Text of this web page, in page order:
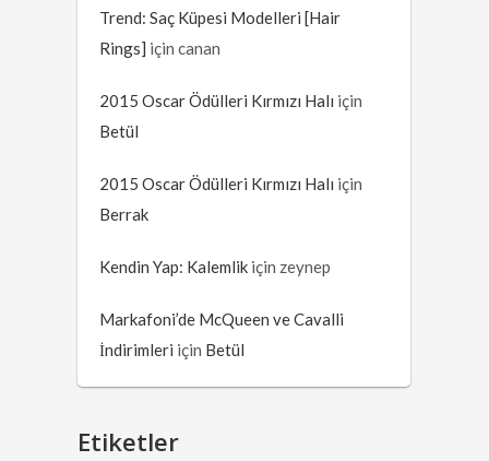
Trend: Saç Küpesi Modelleri [Hair
Rings] içincanan
2015 Oscar Ödülleri Kırmızı Halı için
Betül
2015 Oscar Ödülleri Kırmızı Halı için
Berrak
Kendin Yap: Kalemlik için zeynep
Markafoni’de McQueen ve Cavalli
İndirimleri için Betül
Etiketler